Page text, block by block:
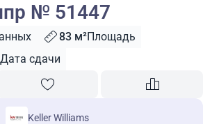
№ 51447
83 м²Площадь
Дата сдачи
Keller Williams